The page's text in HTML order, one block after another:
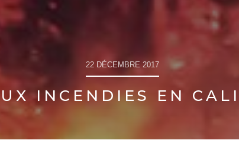
22 DÉCEMBRE 2017
INCENDIES EN